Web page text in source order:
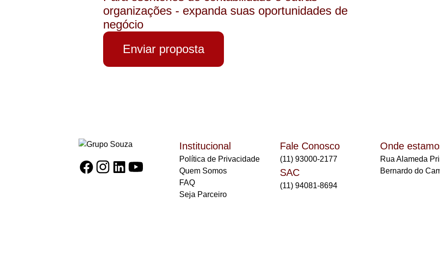
organizações - expanda suas oportunidades de
negócio
Enviar proposta
Institucional
Política de Privacidade
Quem Somos
FAQ
Seja Parceiro
Fale Conosco
(11) 93000-2177
SAC
(11) 94081-8694
Onde
Rua Alameda
Bernardo do